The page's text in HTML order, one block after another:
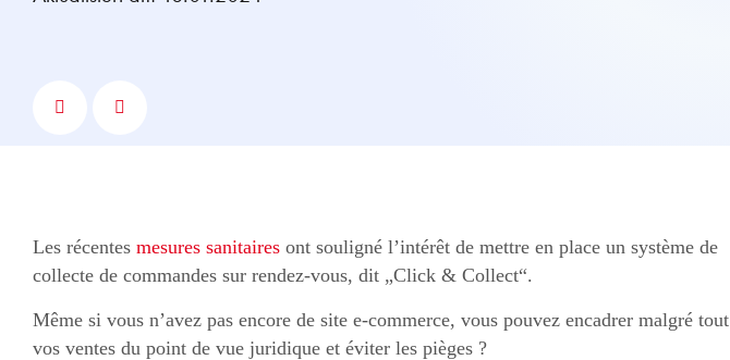
Les récentes mesures sanitaires ont souligné l’intérêt de mettre en place un système de
collecte de commandes sur rendez-vous, dit „Click & Collect“.
Même si vous n’avez pas encore de site e-commerce, vous pouvez encadrer malgré tout
vos ventes du point de vue juridique et éviter les pièges ?